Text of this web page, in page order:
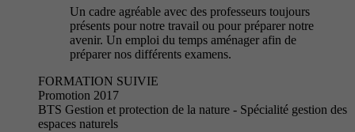
Un cadre agréable avec des professeurs toujours
présents pour notre travail ou pour préparer notre
avenir. Un emploi du temps aménager afin de
préparer nos différents examens.
FORMATION SUIVIE
Promotion 2017
BTS Gestion et protection de la nature - Spécialité gestion des
espaces naturels